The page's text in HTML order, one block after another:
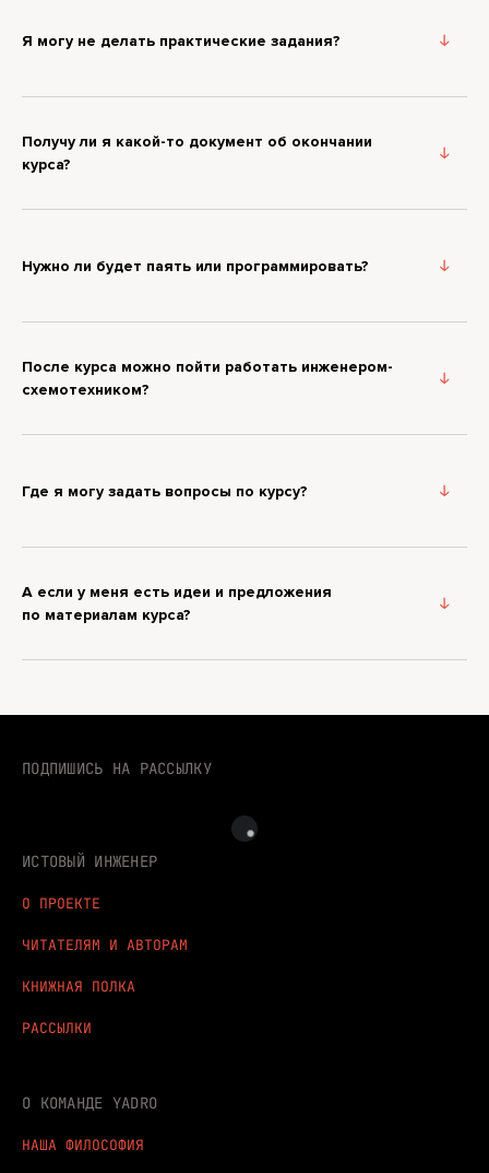
Я могу не делать практические задания?
Получу ли я какой-то документ об окончании
курса?
Нужно ли будет паять или программировать?
После курса можно пойти работать инженером-
схемотехником?
Где я могу задать вопросы по курсу?
А если у меня есть идеи и предложения
по материалам курса?
ИСТОВЫЙ ИНЖЕНЕР
О ПРОЕКТЕ
ЧИТАТЕЛЯМ И АВТОРАМ
КНИЖНАЯ ПОЛКА
РАССЫЛКИ
О КОМАНДЕ YADRO
НАША ФИЛОСОФИЯ
ПОДПИШИСЬ НА РАССЫЛКУ